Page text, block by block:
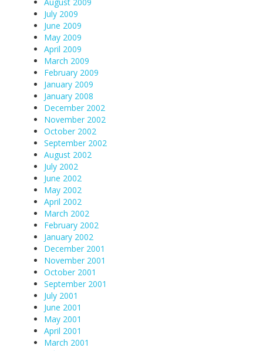
July 2009
June 2009
May 2009
April 2009
March 2009
February 2009
January 2009
January 2008
December 2002
November 2002
October 2002
September 2002
August 2002
July 2002
June 2002
May 2002
April 2002
March 2002
February 2002
January 2002
December 2001
November 2001
October 2001
September 2001
July 2001
June 2001
May 2001
April 2001
March 2001